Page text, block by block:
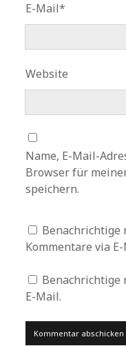
E-Mail*
Website
Name, E-Mail-
Browser für
speichern.
Benachrichtige
Kommentare via
Benachrichtige
E-Mail.